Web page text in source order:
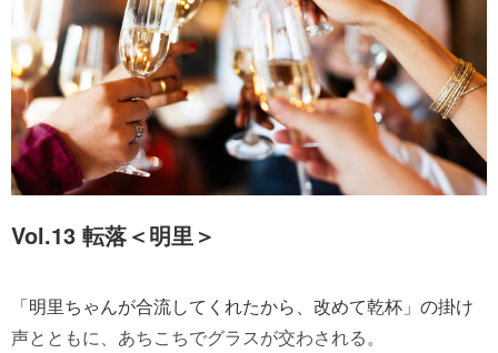
Vol.13 転落＜明里＞
「明里ちゃんが合流してくれたから、改めて乾杯」の掛け
声とともに、あちこちでグラスが交わされる。